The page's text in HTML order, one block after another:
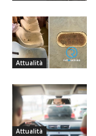
Attualità
Attualità